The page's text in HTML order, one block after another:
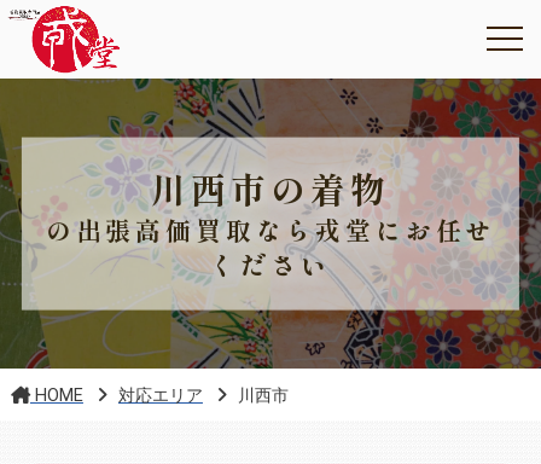
川西市の着物
の出張高価買取なら戎堂にお任せ
ください
HOME 対応エリア 川西市